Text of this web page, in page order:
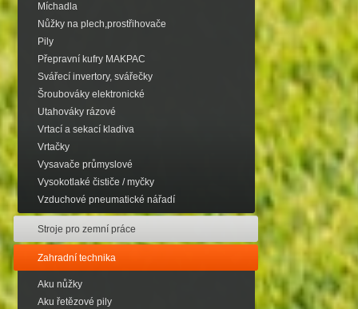
Míchadla
Nůžky na plech,prostřihovače
Pily
Přepravní kufry MAKPAC
Svářecí invertory, svářečky
Šroubováky elektronické
Utahováky rázové
Vrtací a sekací kladiva
Vrtačky
Vysavače průmyslové
Vysokotlaké čističe / myčky
Vzduchové pneumatické nářadí
Stroje pro zemní práce
Zahradní technika
Aku nůžky
Aku řetězové pily